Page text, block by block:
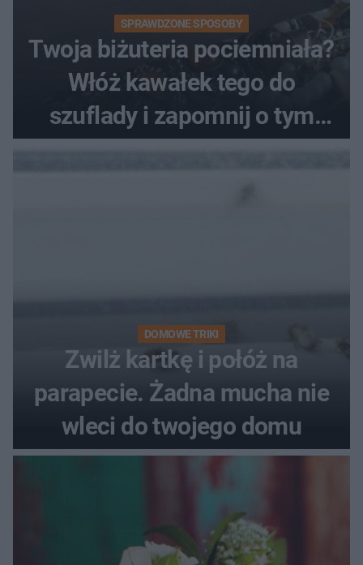
SPRAWDZONE SPOSOBY
Twoja biżuteria pociemniała?
Włóż kawałek tego do
szuflady i zapomnij o tym
problemie. Sposób na
DOMOWE TRIKI
Zwilż kartkę i połóż na
parapecie. Żadna mucha nie
wleci do twojego domu